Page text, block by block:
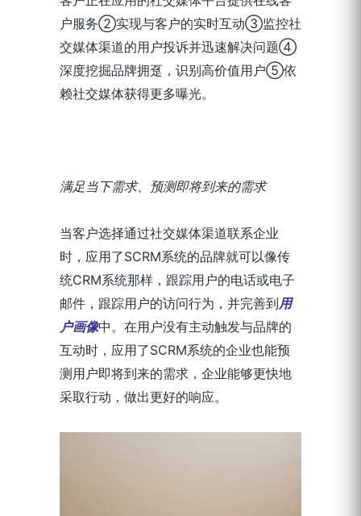
户服务②实现与客户的实时互动③监控社
交媒体渠道的用户投诉并迅速解决问题④
深度挖掘品牌拥趸，识别高价值用户⑤依
赖社交媒体获得更多曝光。
满足当下需求、预测即将到来的需求
当客户选择通过社交媒体渠道联系企业
时，应用了SCRM系统的品牌就可以像传
统CRM系统那样，跟踪用户的电话或电子
邮件，跟踪用户的访问行为，并完善到用
户画像中。在用户没有主动触发与品牌的
互动时，应用了SCRM系统的企业也能预
测用户即将到来的需求，企业能够更快地
采取行动，做出更好的响应。